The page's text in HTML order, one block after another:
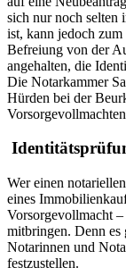
sich nur noch selten
ist, kann jedoch
Befreiung von der
angehalten, die
Die Notarkammer
Hürden bei der
Wer einen
eines
Vorsorgevollmacht
mitbringen. Denn es
Notarinnen und
festzustellen.